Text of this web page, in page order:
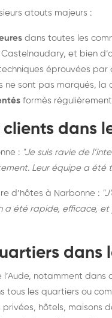
atouts majeurs :
dans toutes les
et bien
éprouvées par
ne sont pas marqués,
formés
clients dans
: "Je suis ravie de
Leur équipe a été
d’hôtes à Narbonne :
a été rapide, efficace,
notamment dans
tous les quartiers ou
privées, hôtels, maisons